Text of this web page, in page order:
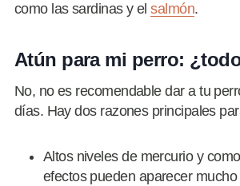
como las sardinas y elsalmón.
Atún para mi perro:
No, no es recomendable dar a tu
días. Hay dos razones principales
Altos niveles de mercurio y
efectos pueden aparecer